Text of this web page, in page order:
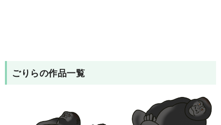
ごりらの作品一覧